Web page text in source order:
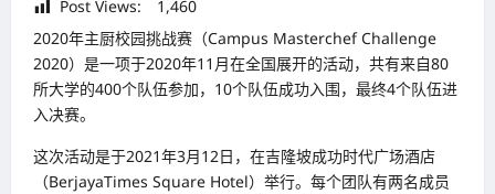
Post Views:
1,460
2020年主厨校园挑战赛（Campus Masterchef Challenge
2020）是一项于2020年11月在全国展开的活动，共有来自80
所大学的400个队伍参加，10个队伍成功入围，最终4个队伍进
入决赛。
这次活动是于2021年3月12日，在吉隆坡成功时代广场酒店
（BerjayaTimes Square Hotel）举行。每个团队有两名成员